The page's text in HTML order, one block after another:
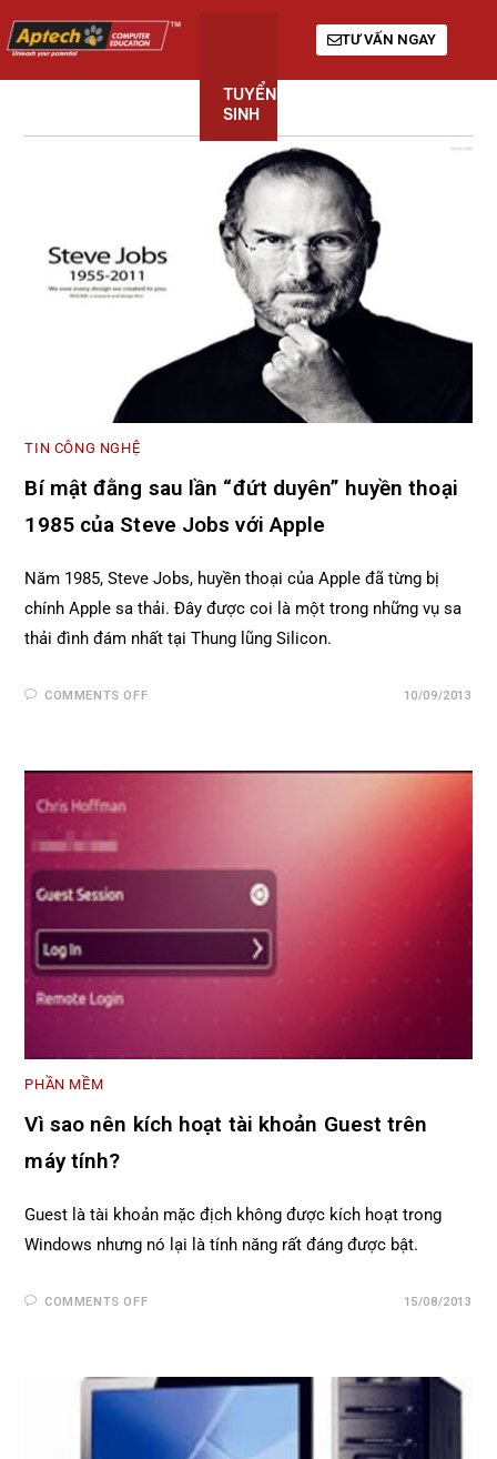
TUYỂN
SINH
TƯ VẤN NGAY
TIN CÔNG NGHỆ
Bí mật đằng sau lần “đứt duyên” huyền thoại
1985 của Steve Jobs với Apple
Năm 1985, Steve Jobs, huyền thoại của Apple đã từng bị
chính Apple sa thải. Đây được coi là một trong những vụ sa
thải đình đám nhất tại Thung lũng Silicon.
COMMENTS OFF 10/09/2013
PHẦN MỀM
Vì sao nên kích hoạt tài khoản Guest trên
máy tính?
Guest là tài khoản mặc địch không được kích hoạt trong
Windows nhưng nó lại là tính năng rất đáng được bật.
COMMENTS OFF 15/08/2013